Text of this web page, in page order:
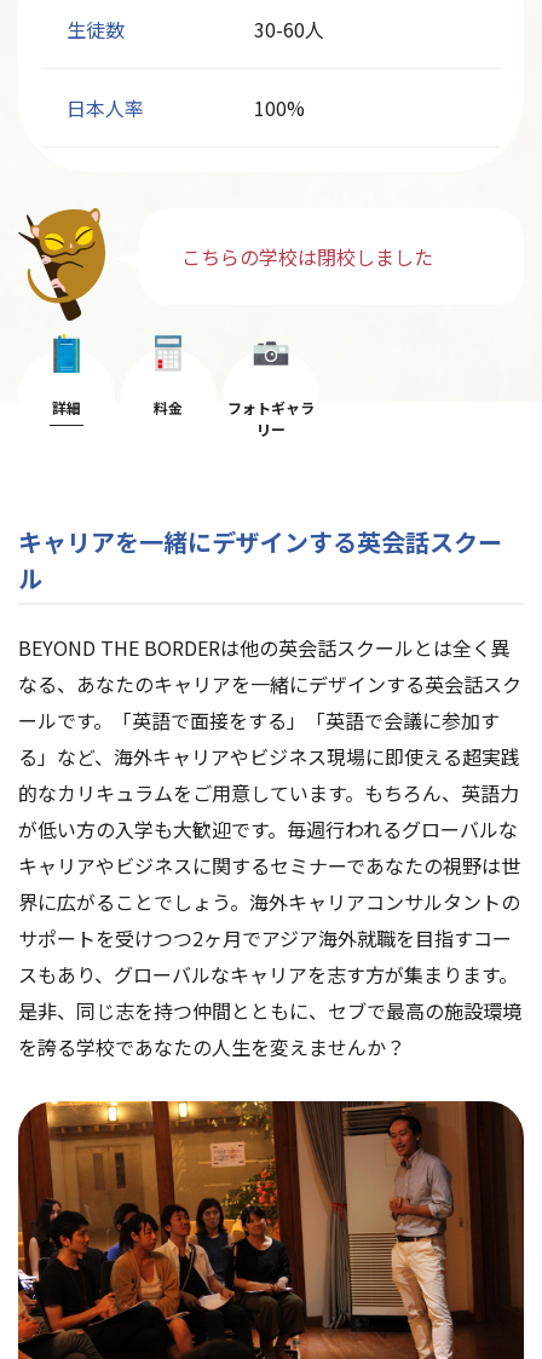
生徒数 30-60人
日本人率 100%
こちらの学校は閉校しました
詳細 料金
フォトギャラ
リー
キャリアを一緒にデザインする英会話スクー
ル
BEYOND THE BORDERは他の英会話スクールとは全く異
なる、あなたのキャリアを一緒にデザインする英会話スク
ールです。「英語で面接をする」「英語で会議に参加す
る」など、海外キャリアやビジネス現場に即使える超実践
的なカリキュラムをご用意しています。もちろん、英語力
が低い方の入学も大歓迎です。毎週行われるグローバルな
キャリアやビジネスに関するセミナーであなたの視野は世
界に広がることでしょう。海外キャリアコンサルタントの
サポートを受けつつ2ヶ月でアジア海外就職を目指すコー
スもあり、グローバルなキャリアを志す方が集まります。
是非、同じ志を持つ仲間とともに、セブで最高の施設環境
を誇る学校であなたの人生を変えませんか？